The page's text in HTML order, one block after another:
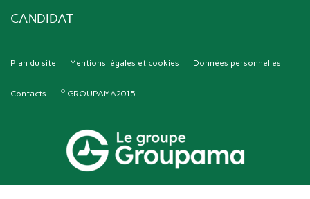
CANDIDAT
Plan du site Mentions légales et cookies Données personnelles
Contacts GROUPAMA2015